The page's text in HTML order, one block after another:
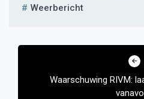
Weerbericht
Bericht
Waarschuwing RIVM: